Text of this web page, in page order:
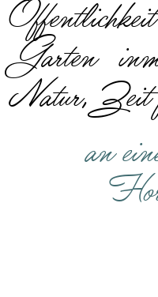
Garten
Natur, Zeit
an